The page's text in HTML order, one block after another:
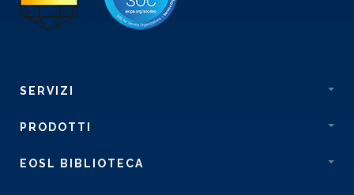
SERVIZI
PRODOTTI
EOSL BIBLIOTECA